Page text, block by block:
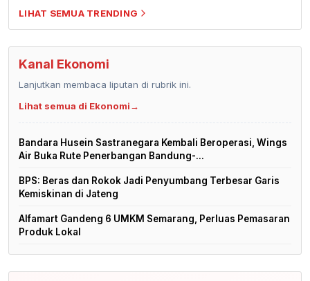
LIHAT SEMUA TRENDING
Kanal Ekonomi
Lanjutkan membaca liputan di rubrik ini.
Lihat semua di Ekonomi→
Bandara Husein Sastranegara Kembali Beroperasi, Wings
Air Buka Rute Penerbangan Bandung-...
BPS: Beras dan Rokok Jadi Penyumbang Terbesar Garis
Kemiskinan di Jateng
Alfamart Gandeng 6 UMKM Semarang, Perluas Pemasaran
Produk Lokal